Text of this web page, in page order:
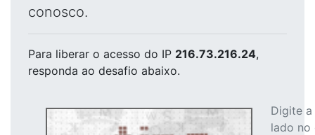
conosco.
Para liberar o acesso do IP 216.73.216.24,
responda ao desafio abaixo.
Digite
lado no